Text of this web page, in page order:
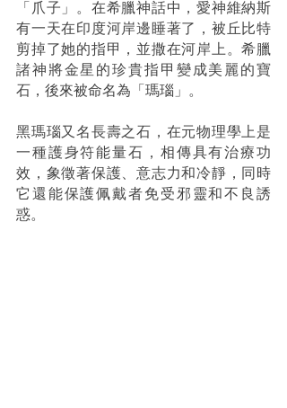
「爪子」。在希臘神話中，愛神維納斯
有一天在印度河岸邊睡著了，被丘比特
剪掉了她的指甲，並撒在河岸上。希臘
諸神將金星的珍貴指甲變成美麗的寶
石，後來被命名為「瑪瑙」。
黑瑪瑙又名長壽之石，在元物理學上是
一種護身符能量石，相傳具有治療功
效，象徵著保護、意志力和冷靜，同時
它還能保護佩戴者免受邪靈和不良誘
惑。